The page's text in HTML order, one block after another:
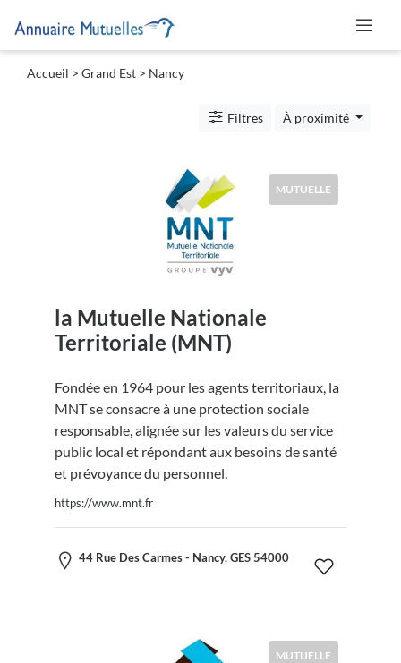
Soumettre
Accueil > Grand Est > Nancy
Filtres À proximité
MUTUELLE
la Mutuelle Nationale
Territoriale (MNT)
Fondée en 1964 pour les agents territoriaux, la
MNT se consacre à une protection sociale
responsable, alignée sur les valeurs du service
public local et répondant aux besoins de santé
et prévoyance du personnel.
https://www.mnt.fr
44 Rue Des Carmes - Nancy, GES 54000
MUTUELLE